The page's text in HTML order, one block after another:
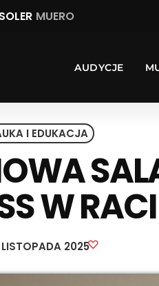
MUERO
AUDYCJE
I EDUKACJA
W
2025